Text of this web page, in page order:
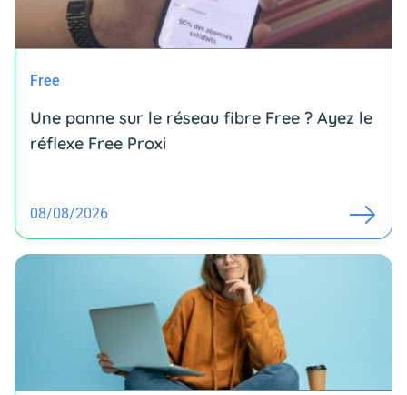
Free
Une panne sur le réseau fibre Free ? Ayez le
réflexe Free Proxi
08/08/2026